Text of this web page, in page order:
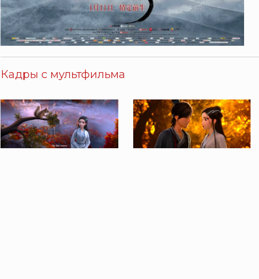
Кадры с мультфильма